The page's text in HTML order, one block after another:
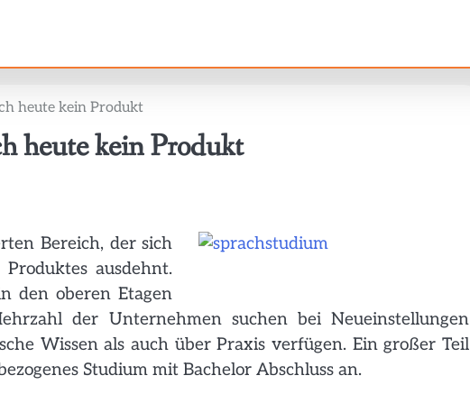
heute kein Produkt
heute kein Produkt
Bereich, der sich
ausdehnt.
den oberen Etagen
der Unternehmen suchen bei Neueinstellungen
Wissen als auch über Praxis verfügen. Ein großer Teil
Studium mit Bachelor Abschluss an.